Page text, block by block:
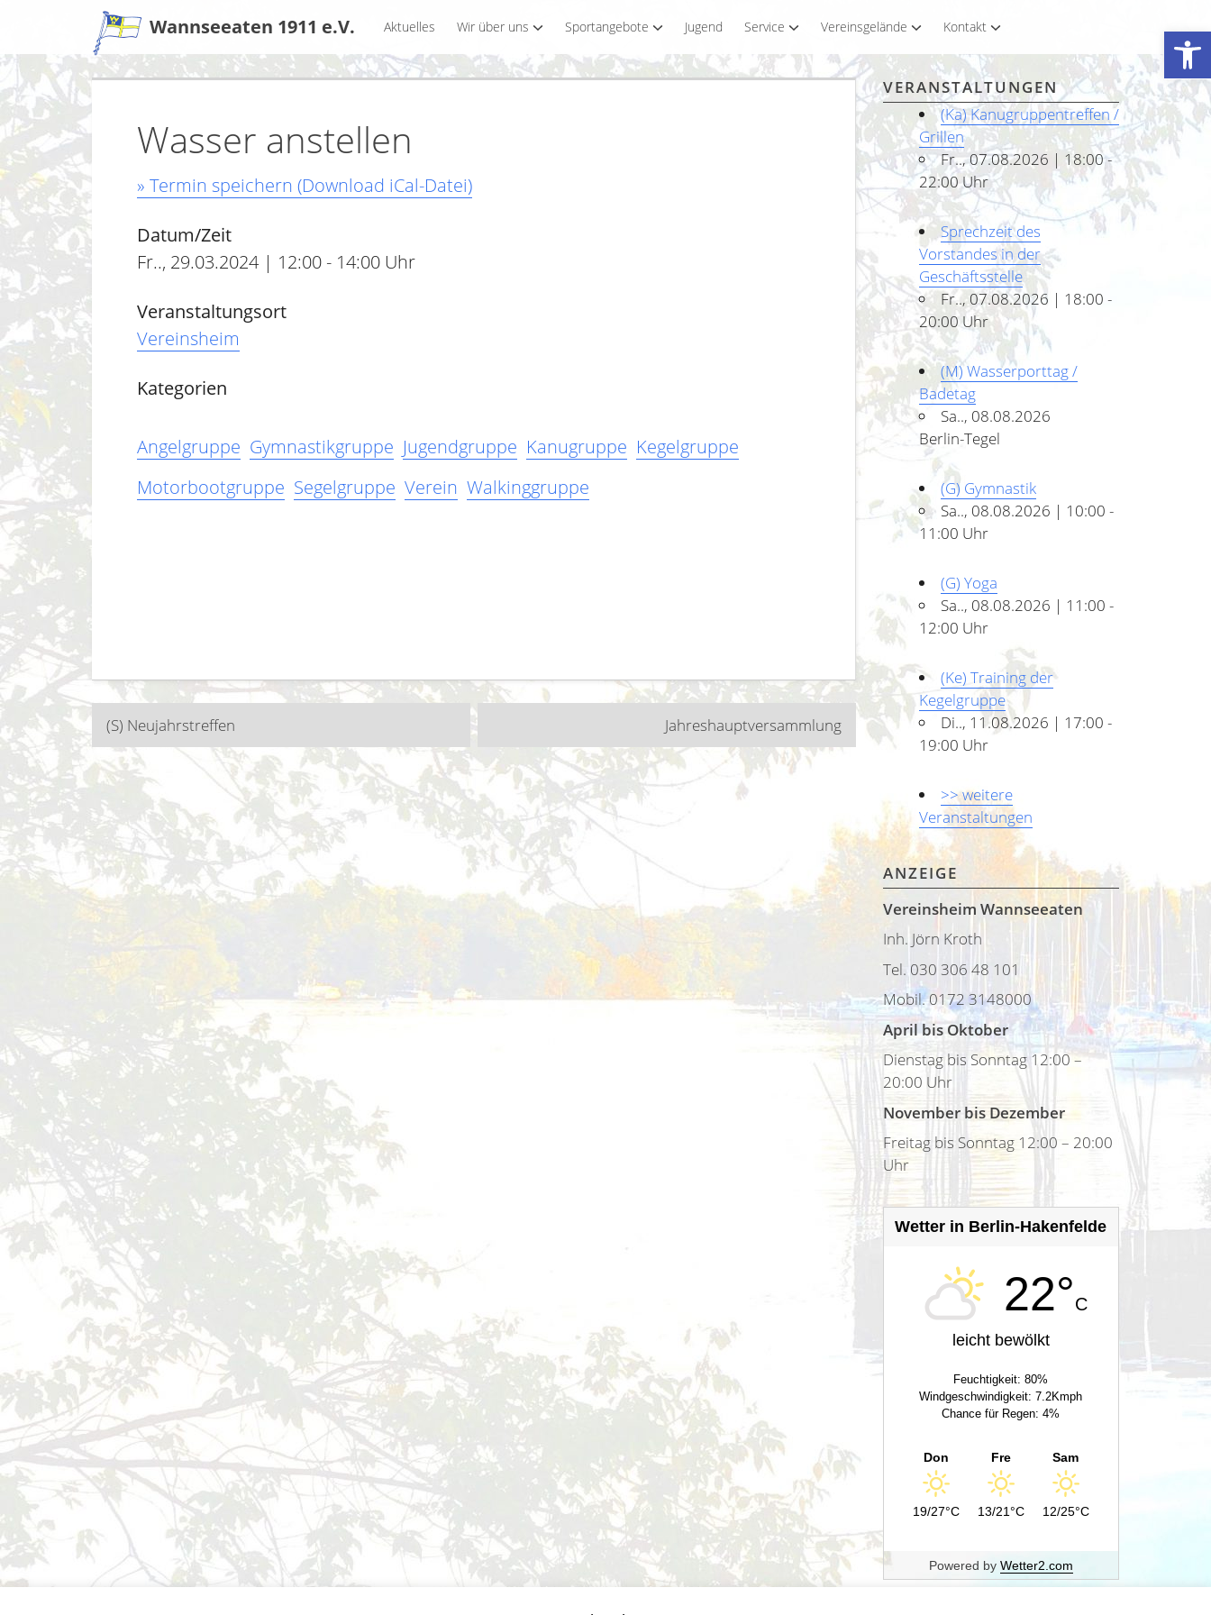
Werkzeugleiste öffnen
Wannseeaten 1911 e.V. Aktuelles Wir über uns Sportangebote Jugend Service Vereinsgelände Kontakt
Wasser anstellen
» Termin speichern (Download iCal-Datei)
Datum/Zeit
Fr.., 29.03.2024 | 12:00 - 14:00 Uhr
Veranstaltungsort
Vereinsheim
Kategorien
Angelgruppe Gymnastikgruppe Jugendgruppe Kanugruppe Kegelgruppe
Motorbootgruppe Segelgruppe Verein Walkinggruppe
Beitragsnavigation
(S) Neujahrstreffen Jahreshauptversammlung
VERANSTALTUNGEN
(Ka) Kanugruppentreffen /
Grillen
Fr.., 07.08.2026 | 18:00 -
22:00 Uhr
Sprechzeit des
Vorstandes in der
Geschäftsstelle
Fr.., 07.08.2026 | 18:00 -
20:00 Uhr
(M) Wasserporttag /
Badetag
Sa.., 08.08.2026
Berlin-Tegel
(G) Gymnastik
Sa.., 08.08.2026 | 10:00 -
11:00 Uhr
(G) Yoga
Sa.., 08.08.2026 | 11:00 -
12:00 Uhr
(Ke) Training der
Kegelgruppe
Di.., 11.08.2026 | 17:00 -
19:00 Uhr
>> weitere
Veranstaltungen
ANZEIGE
Vereinsheim Wannseeaten
Inh. Jörn Kroth
Tel. 030 306 48 101
Mobil. 0172 3148000
April bis Oktober
Dienstag bis Sonntag 12:00 –
20:00 Uhr
November bis Dezember
Freitag bis Sonntag 12:00 – 20:00
Uhr
Wetter in Berlin-Hakenfelde
22°C
leicht bewölkt
Feuchtigkeit: 80%
Windgeschwindigkeit: 7.2Kmph
Chance für Regen: 4%
Don
19/27°C
Fre
13/21°C
Sam
12/25°C
Powered by Wetter2.com